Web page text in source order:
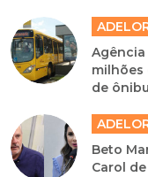
milhões
de
Beto
Carol